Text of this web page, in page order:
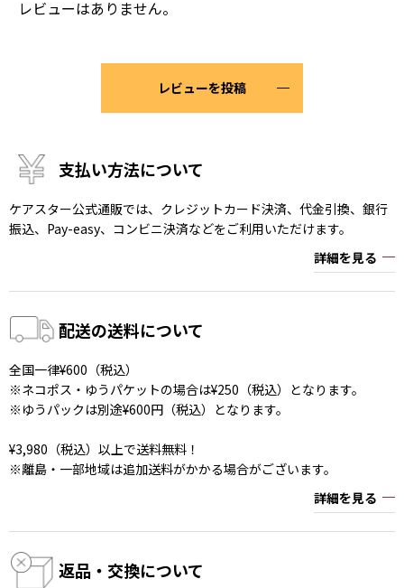
レビューはありません。
レビューを投稿
支払い方法について
ケアスター公式通販では、クレジットカード決済、代金引換、銀行
振込、Pay-easy、コンビニ決済などをご利用いただけます。
詳細を見る
配送の送料について
全国一律¥600（税込）
※ネコポス・ゆうパケットの場合は¥250（税込）となります。
※ゆうパックは別途¥600円（税込）となります。
¥3,980（税込）以上で送料無料！
※離島・一部地域は追加送料がかかる場合がございます。
詳細を見る
返品・交換について